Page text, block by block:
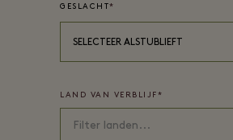
GESLACHT*
SELECTEER ALSTUBLIEFT
LAND VAN VERBLIJF*